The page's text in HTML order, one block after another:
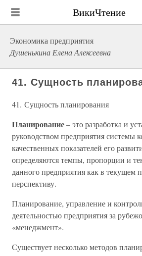
ВикиЧтение
Экономика предприятия
Душенькина Елена Алексеевна
41. Сущность
41. Сущность планирования
Планирование– это разработка и
руководством предприятия системы
качественных показателей его
определяются темпы, пропорции и
данного предприятия как в текущем
перспективу.
Планирование, управление и
деятельностью предприятия за
«менеджмент».
Существует несколько методов